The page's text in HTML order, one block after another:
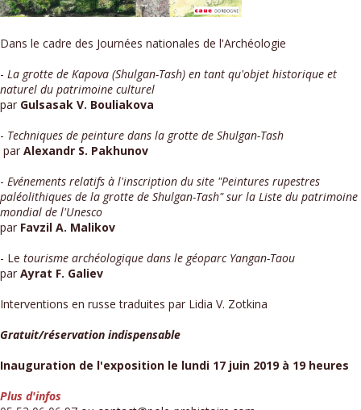
Dans le cadre des Journées nationales de l'Archéologie
- La grotte de Kapova (Shulgan-Tash) en tant qu'objet historique et
naturel du patrimoine culturel
par Gulsasak V. Bouliakova
- Techniques de peinture dans la grotte de Shulgan-Tash
par Alexandr S. Pakhunov
- Evénements relatifs à l'inscription du site "Peintures rupestres
paléolithiques de la grotte de Shulgan-Tash" sur la Liste du patrimoine
mondial de l'Unesco
par Favzil A. Malikov
- Le tourisme archéologique dans le géoparc Yangan-Taou
par Ayrat F. Galiev
Interventions en russe traduites par Lidia V. Zotkina
Gratuit/réservation indispensable
Inauguration de l'exposition le lundi 17 juin 2019 à 19 heures
Plus d'infos